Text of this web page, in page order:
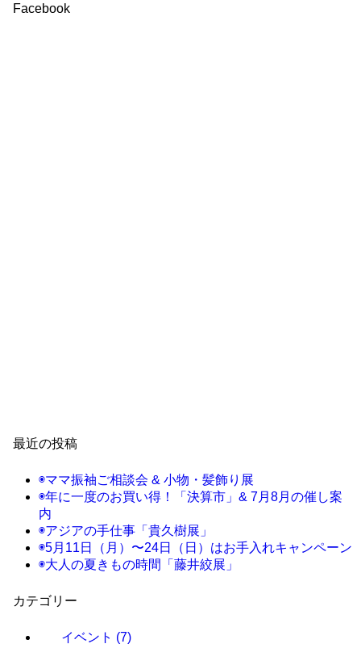
Facebook
最近の投稿
◉ママ振袖ご相談会 & 小物・髪飾り展
◉年に一度のお買い得！「決算市」& 7月8月の催し案
内
◉アジアの手仕事「貴久樹展」
◉5月11日（月）〜24日（日）はお手入れキャンペーン
◉大人の夏きもの時間「藤井絞展」
カテゴリー
イベント (7)